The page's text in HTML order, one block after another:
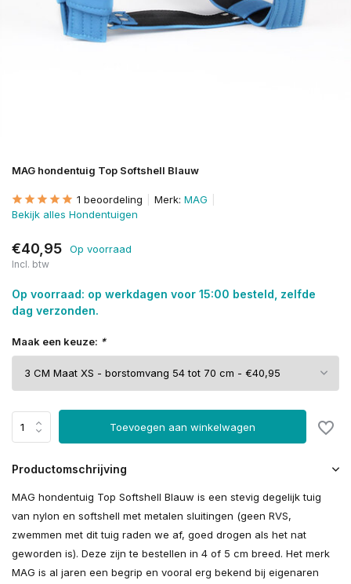
MAG hondentuig Top Softshell Blauw
1 beoordeling Merk: MAG
Bekijk alles Hondentuigen
€40,95 Op voorraad
Incl. btw
Op voorraad: op werkdagen voor 15:00 besteld, zelfde
dag verzonden.
Maak een keuze: *
Toevoegen aan winkelwagen
Productomschrijving
MAG hondentuig Top Softshell Blauw is een stevig degelijk tuig
van nylon en softshell met metalen sluitingen (geen RVS,
zwemmen met dit tuig raden we af, goed drogen als het nat
geworden is). Deze zijn te bestellen in 4 of 5 cm breed. Het merk
MAG is al jaren een begrip en vooral erg bekend bij eigenaren